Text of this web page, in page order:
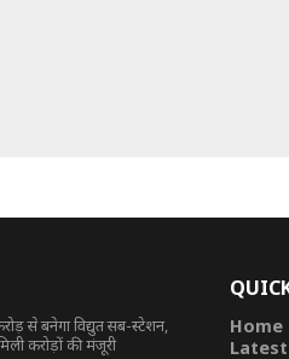
से बनेगा विद्युत सब-स्टेशन,
करोड़ों की मंजूरी
Home